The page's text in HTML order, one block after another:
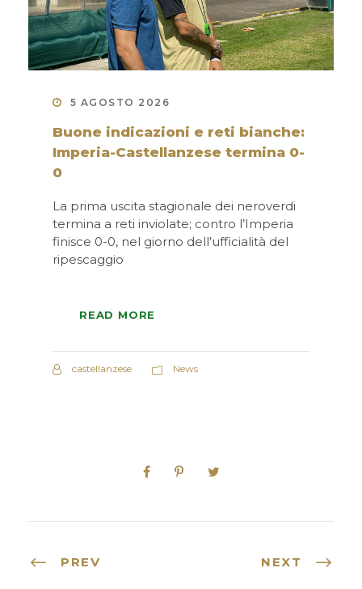
5 AGOSTO 2026
Buone indicazioni e reti bianche:
Imperia-Castellanzese termina 0-
0
La prima uscita stagionale dei neroverdi
termina a reti inviolate; contro l’Imperia
finisce 0-0, nel giorno dell’ufficialità del
ripescaggio
READ MORE
castellanzese News
PREV NEXT